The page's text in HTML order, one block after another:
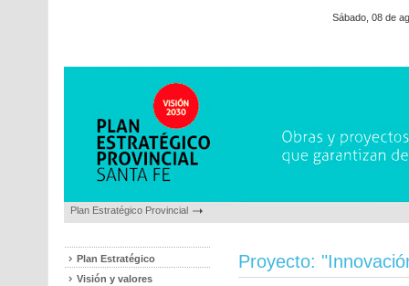
Sábado, 08 de
Plan Estratégico Provincial
Plan Estratégico
Visión y valores
Proyecto: